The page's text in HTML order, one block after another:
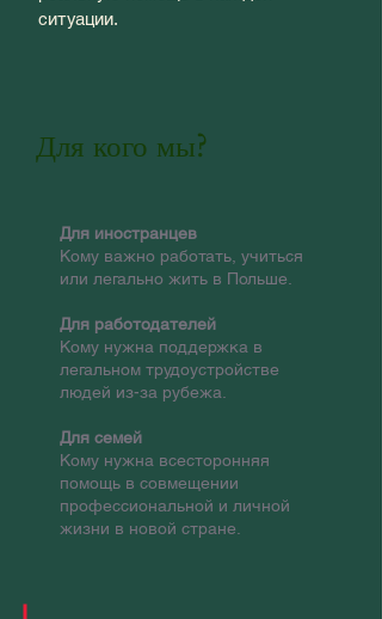
ситуации.
Для кого мы?
Для иностранцев
Kому важно работать, учиться
или легально жить в Польше.
Для работодателей
Кому нужна поддержка в
легальном трудоустройстве
людей из-за рубежа.
Для семей
Кому нужна всесторонняя
помощь в совмещении
профессиональной и личной
жизни в новой стране.